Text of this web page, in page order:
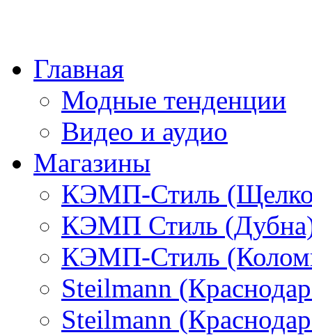
Главная
Модные тенденции
Видео и аудио
Магазины
КЭМП-Стиль
КЭМП Стиль
КЭМП-Стиль
Steilmann
Steilmann